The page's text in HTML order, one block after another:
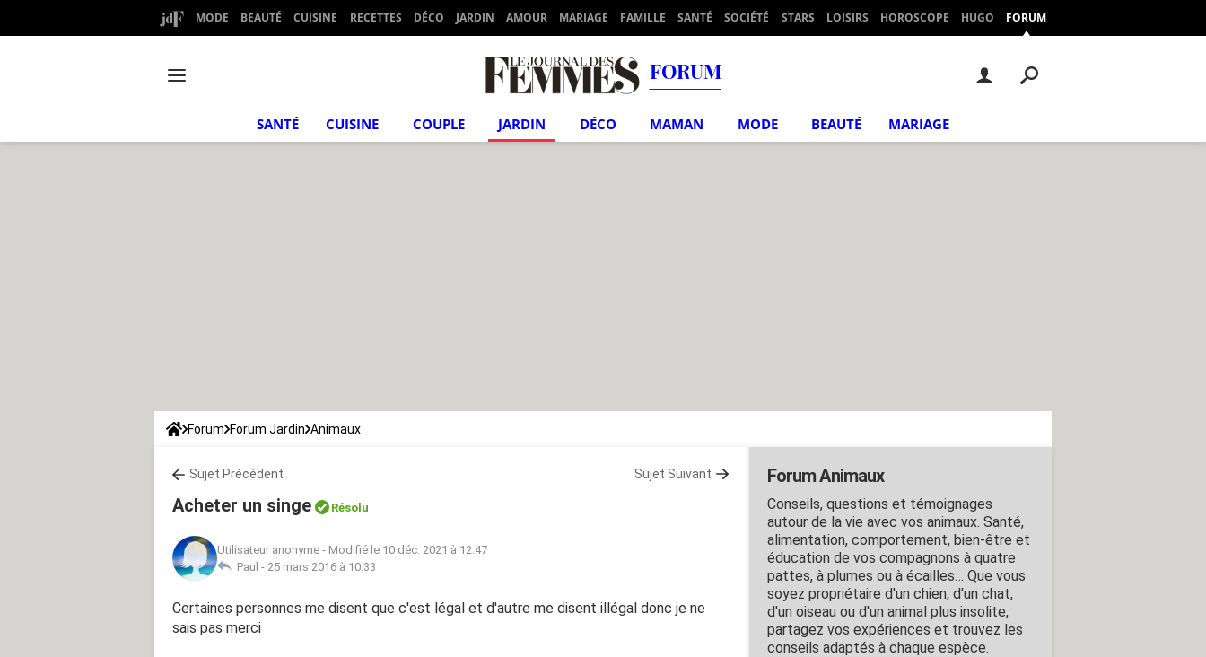
MODE BEAUTÉ CUISINE RECETTES DÉCO JARDIN AMOUR MARIAGE FAMILLE SANTÉ SOCIÉTÉ STARS LOISIRS HOROSCOPE HUGO FORUM
FORUM
SANTÉ CUISINE COUPLE JARDIN DÉCO MAMAN MODE BEAUTÉ MARIAGE
Forum Forum Jardin Animaux
Sujet Précédent Sujet Suivant
Acheter un singe Résolu
Utilisateur anonyme - Modifié le 10 déc. 2021 à 12:47
Paul - 25 mars 2016 à 10:33
Certaines personnes me disent que c'est légal et d'autre me disent illégal donc je ne
sais pas merci
Forum Animaux
Conseils, questions et témoignages
autour de la vie avec vos animaux. Santé,
alimentation, comportement, bien-être et
éducation de vos compagnons à quatre
pattes, à plumes ou à écailles… Que vous
soyez propriétaire d'un chien, d'un chat,
d'un oiseau ou d'un animal plus insolite,
partagez vos expériences et trouvez les
conseils adaptés à chaque espèce.